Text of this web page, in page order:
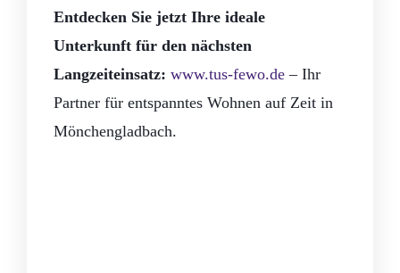
Entdecken Sie jetzt Ihre ideale
Unterkunft für den nächsten
Langzeiteinsatz: www.tus-fewo.de – Ihr
Partner für entspanntes Wohnen auf Zeit in
Mönchengladbach.